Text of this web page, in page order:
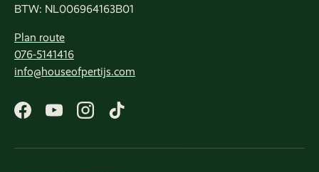
BTW: NL006964163B01
Plan route
076-5141416
info@houseofpertijs.com
Facebook
YouTubeInstagram
TikTok